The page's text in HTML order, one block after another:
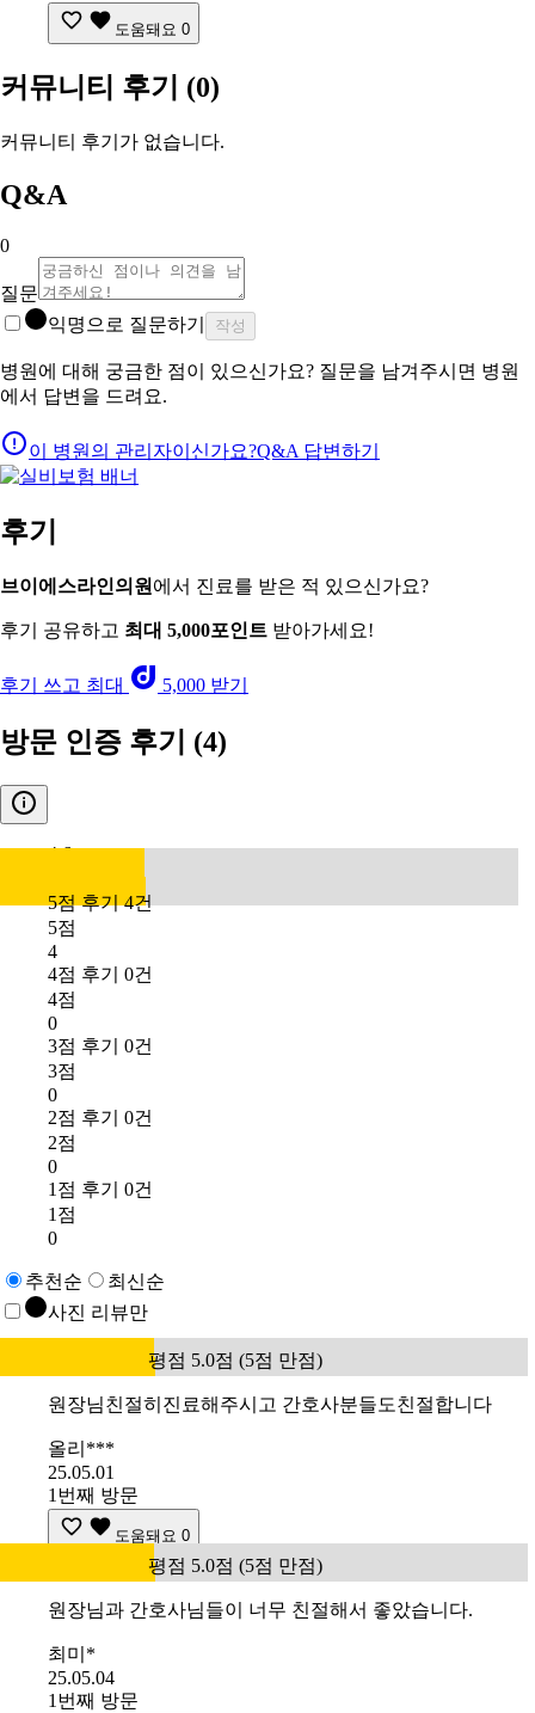
도움돼요 0
커뮤니티 후기 (0)
커뮤니티 후기가 없습니다.
Q&A
0
질문
익명으로 질문하기
작성
병원에 대해 궁금한 점이 있으신가요? 질문을 남겨주시면 병원
에서 답변을 드려요.
이 병원의 관리자이신가요?Q&A 답변하기
후기
브이에스라인의원 에서 진료를 받은 적 있으신가요?
후기 공유하고 최대 5,000포인트 받아가세요!
후기 쓰고 최대 5,000 받기
방문 인증 후기 (4)
4.6
5점 후기 4건
5점
4
4점 후기 0건
4점
0
3점 후기 0건
3점
0
2점 후기 0건
2점
0
1점 후기 0건
1점
0
추천순
최신순
사진 리뷰만
평점 5.0점 (5점 만점)
원장님친절히진료해주시고 간호사분들도친절합니다
올리***
25.05.01
1번째 방문
도움돼요 0
평점 5.0점 (5점 만점)
원장님과 간호사님들이 너무 친절해서 좋았습니다.
최미*
25.05.04
1번째 방문